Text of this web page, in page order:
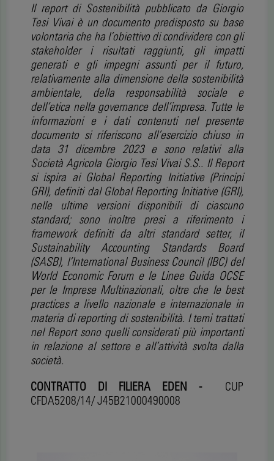
Il report di Sostenibilità pubblicato da Giorgio
Tesi Vivai è un documento predisposto su base
volontaria che ha l’obiettivo di condividere con gli
stakeholder i risultati raggiunti, gli impatti
generati e gli impegni assunti per il futuro,
relativamente alla dimensione della sostenibilità
ambientale, della responsabilità sociale e
dell’etica nella governance dell’impresa. Tutte le
informazioni e i dati contenuti nel presente
documento si riferiscono all’esercizio chiuso in
data 31 dicembre 2023 e sono relativi alla
Società Agricola Giorgio Tesi Vivai S.S.. Il Report
si ispira ai Global Reporting Initiative (Principi
GRI), definiti dal Global Reporting Initiative (GRI),
nelle ultime versioni disponibili di ciascuno
standard; sono inoltre presi a riferimento i
framework definiti da altri standard setter, il
Sustainability Accounting Standards Board
(SASB), l’International Business Council (IBC) del
World Economic Forum e le Linee Guida OCSE
per le Imprese Multinazionali, oltre che le best
practices a livello nazionale e internazionale in
materia di reporting di sostenibilità. I temi trattati
nel Report sono quelli considerati più importanti
in relazione al settore e all’attività svolta dalla
società.
CONTRATTO DI FILIERA EDEN - CUP
CFDA5208/14/ J45B21000490008